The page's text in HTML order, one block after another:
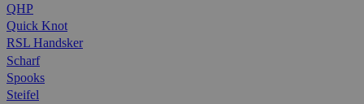
QHP
Quick Knot
RSL Handsker
Scharf
Spooks
Steifel